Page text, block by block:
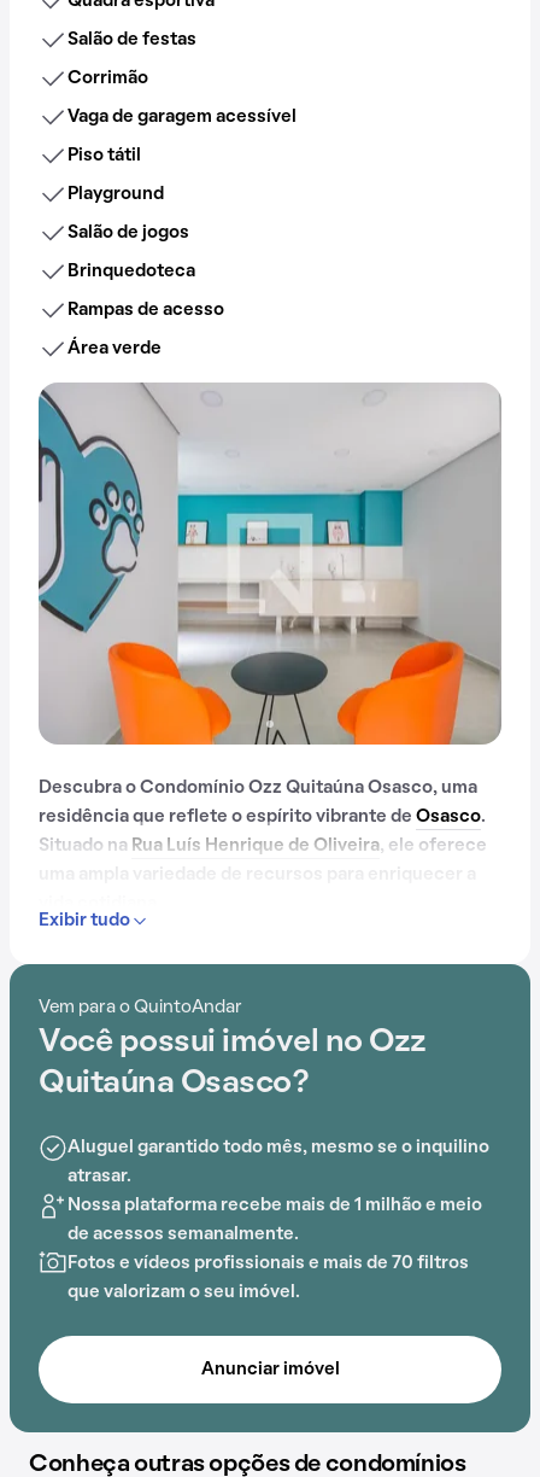
Salão de festas
Corrimão
Vaga de garagem acessível
Piso tátil
Playground
Salão de jogos
Brinquedoteca
Rampas de acesso
Área verde
Descubra o Condomínio Ozz Quitaúna Osasco, uma
residência que reflete o espírito vibrante de Osasco.
Situado na Rua Luís Henrique de Oliveira, ele oferece
Com portaria 24 horas, elevador, academia, piscina,
jogos e brinquedoteca, o Condomínio Ozz Quitaúna
Osasco é ideal para quem busca conforto e
entretenimento.
A proximidade comEstação General Miguel Costa,
Recanto Infantil Giovanna Braga, EMEI Providência dos
Anjos Carreira, Instituto São Pio X, Hospital Cruz Azul
de São Paulo e
Estação Quitaúna
a essa experiência.
Exibir tudo
Vem para o QuintoAndar
Você possui imóvel no Ozz
Quitaúna Osasco?
Aluguel garantido todo mês, mesmo se o inquilino
atrasar.
Nossa plataforma recebe mais de 1 milhão e meio
de acessos semanalmente.
Fotos e vídeos profissionais e mais de 70 filtros
que valorizam o seu imóvel.
Anunciar imóvel
Conheça outras opções de condomínios